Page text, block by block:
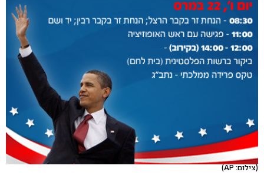
(צילום: AP)